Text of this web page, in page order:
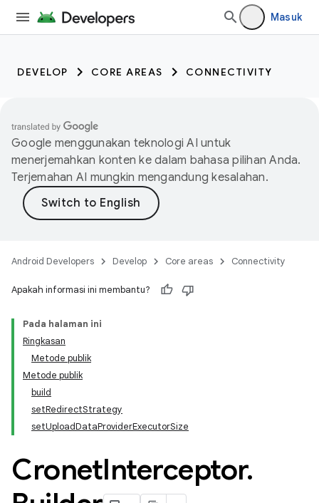
Masuk
DEVELOP CORE AREAS CONNECTIVITY
Google menggunakan teknologi AI untuk
menerjemahkan konten ke dalam bahasa pilihan Anda.
Terjemahan AI mungkin mengandung kesalahan.
Android Developers Develop Core areas Connectivity
Apakah informasi ini membantu?
Pada halaman ini
Ringkasan
Metode publik
Metode publik
build
setRedirectStrategy
setUploadDataProviderExecutorSize
CronetInterceptor.